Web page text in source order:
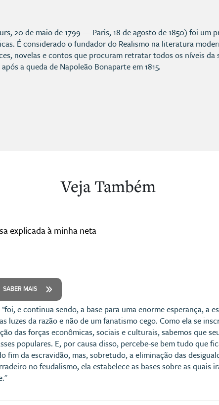
20 de maio de 1799 — Paris, 18 de agosto de 1850) foi
É considerado o fundador do Realismo na literatura
novelas e contos que procuram retratar todos os níveis
a queda de Napoleão Bonaparte em 1815.
Veja Também
explicada à minha neta
SABER MAIS
e continua sendo, a base para uma enorme esperança, a
luzes da razão e não de um fanatismo cego. Como ela se
das forças econômicas, sociais e culturais, sabemos que
populares. E, por causa disso, percebe-se bem tudo que
fim da escravidão, mas, sobretudo, a eliminação das
no feudalismo, ela estabelece as bases sobre as quais